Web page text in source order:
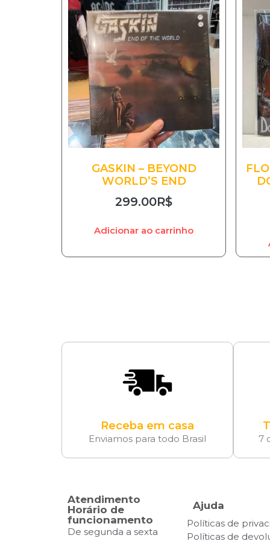
GASKIN – BEYOND
WORLD’S END
299.00R$
Adicionar ao carrinho
Receba em casa
Enviamos para todo Brasil 7
Atendimento
Horário de
funcionamento
De segunda a sexta
Ajuda
Políticas de
Políticas de